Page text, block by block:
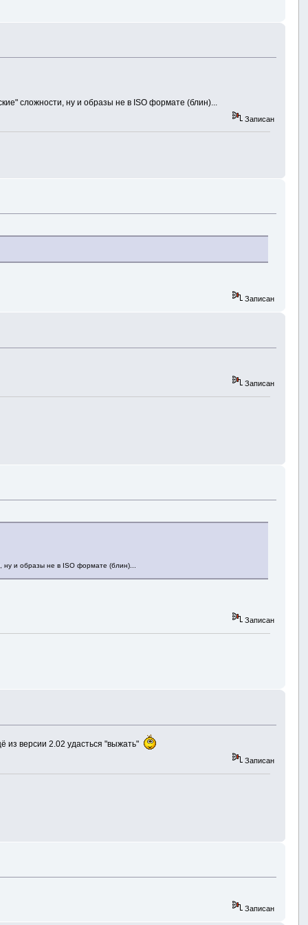
сложности, ну и образы не в ISO формате (блин)...
Записан
Записан
Записан
и образы не в ISO формате (блин)...
Записан
из версии 2.02 удасться "выжать"
Записан
Записан